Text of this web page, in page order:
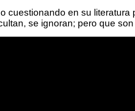
cuestionando en su
se ignoran; pero que